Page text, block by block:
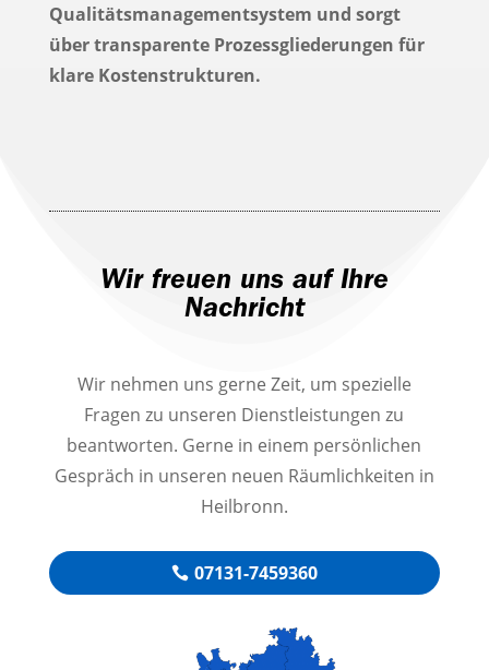
Qualitätsmanagementsystem und sorgt
über transparente Prozessgliederungen für
klare Kostenstrukturen.
Wir freuen uns auf Ihre
Nachricht
Wir nehmen uns gerne Zeit, um spezielle
Fragen zu unseren Dienstleistungen zu
beantworten. Gerne in einem persönlichen
Gespräch in unseren neuen Räumlichkeiten in
Heilbronn.
07131-7459360